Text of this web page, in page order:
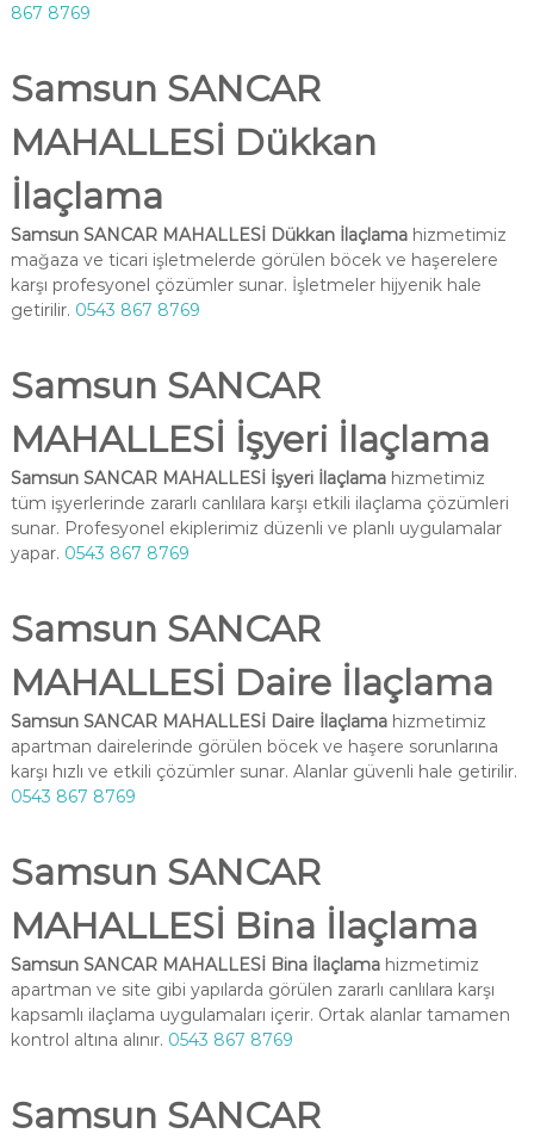
867 8769
Samsun SANCAR
MAHALLESİ Dükkan
İlaçlama
Samsun SANCAR MAHALLESİ Dükkan İlaçlamahizmetimiz
mağaza ve ticari işletmelerde görülen böcek ve haşerelere
karşı profesyonel çözümler sunar. İşletmeler hijyenik hale
getirilir. 0543 867 8769
Samsun SANCAR
MAHALLESİ İşyeri İlaçlama
Samsun SANCAR MAHALLESİ İşyeri İlaçlamahizmetimiz
tüm işyerlerinde zararlı canlılara karşı etkili ilaçlama çözümleri
sunar. Profesyonel ekiplerimiz düzenli ve planlı uygulamalar
yapar. 0543 867 8769
Samsun SANCAR
MAHALLESİ Daire İlaçlama
Samsun SANCAR MAHALLESİ Daire İlaçlamahizmetimiz
apartman dairelerinde görülen böcek ve haşere sorunlarına
karşı hızlı ve etkili çözümler sunar. Alanlar güvenli hale getirilir.
0543 867 8769
Samsun SANCAR
MAHALLESİ Bina İlaçlama
Samsun SANCAR MAHALLESİ Bina İlaçlamahizmetimiz
apartman ve site gibi yapılarda görülen zararlı canlılara karşı
kapsamlı ilaçlama uygulamaları içerir. Ortak alanlar tamamen
kontrol altına alınır. 0543 867 8769
Samsun SANCAR